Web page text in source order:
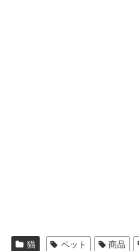
猫 ペット 商品